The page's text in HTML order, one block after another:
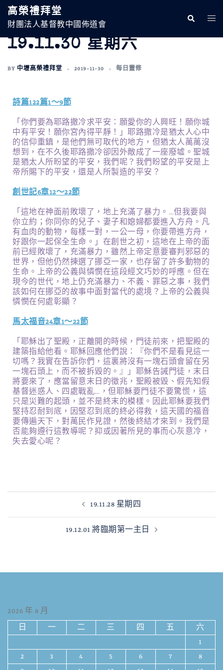
高榮禮拜堂
財團法人基督教中國佈道會
19.11.30 星期六
BY 中壢高榮禮拜堂 2019-11-30 每日靈修
詩篇122篇1～9節
「你們要為耶路撒冷求平安：願愛你的人興旺！願你城
中有平安！願你宮內得平靜！」耶路撒冷是猶太人心中
的信仰重鎮，是他們無可取代的地方，但猶太人萬萬沒
想到，在不久後耶路撒冷卻因外敵成了一座廢墟。聖城
是猶太人所盼望的平安，我們呢？我們盼望的平安是上
帝所賜下的平安，還是人所製造的平安？
創世記6章12～22節
「這地在神面前敗壞了，地上充滿了暴力。…但我要與
你立約；你同你的兒子、妻子和媳婦都要進入方舟。凡
有血肉的動物，每樣一對，一公一母，你要帶進方舟，
好跟你一起保全生命。」在創世之初，這地在上帝的面
前已經敗壞了，充滿暴力，雖然上帝定意要審判邪惡的
世界，但他仍然揀選了挪亞一家，也存留了許多動物的
生命。上帝的公義與憐憫在這段經文巧妙的呼應。但在
現今的世代，地上仍充滿暴力、不義、罪惡之事，我們
該如何在挪亞的故事中面對當代的處境？上帝的公義與
憐憫在何處彰顯？
馬太福音24章1～22節
「耶穌出了聖殿，正離開的時候，門徒前來，把聖殿的
建築指給他看。耶穌回應他們說：『你們不是看見這一
切嗎？我實在告訴你們，這裏將沒有一塊石頭會留在另
一塊石頭上，而不被拆毀的。』」耶穌告誡門徒，末日
將要來了，應當留意末日的徵兆，聖殿被毀、假先知假
基督迷惑人、四處戰亂…，但耶穌要門徒不要驚慌，這
只是災難的起頭，並不是終末的模樣。因此耶穌要我們
堅持忍耐到底，因堅忍到底的終必得救，這天國的福音
要傳遍天下，對萬民作見證，然後終結才來到。我們是
否能夠遵行這教導呢？抑或因著所見的事而心灰意冷，
失去愛心呢？
19.11.28 星期四
19.12.01 將臨期第一主日
2026 年 8 月
日 一 二 三 四 五
六
1
2
3 4 5 6 7
8